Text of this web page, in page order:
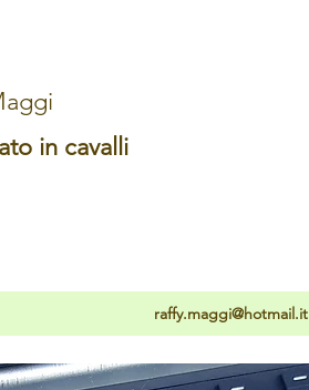
in cavalli
raffy.maggi@hotmail.it